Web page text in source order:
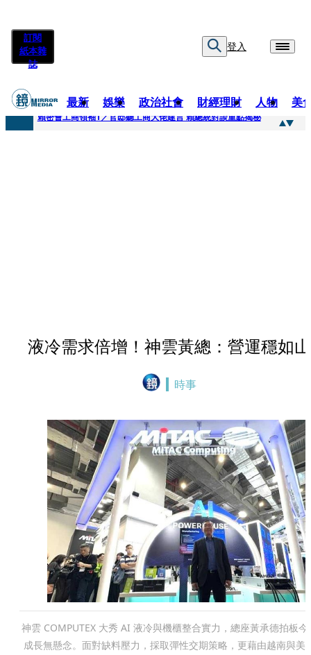
訂閱
紙本雜
誌
登入
最新 娛樂 政治社會 財經理財 人物 美
快訊
賴密會工商領袖1／官邸聽工商大佬建言 賴總統對談重點揭秘
液冷需求倍增！神雲黃總：營運穩如山
時事
神雲 COMPUTEX 大秀 AI 液冷與機櫃整合實力，總座黃承德拍板今
成長無懸念。面對缺料壓力，採取彈性交期策略，更藉由越南與美